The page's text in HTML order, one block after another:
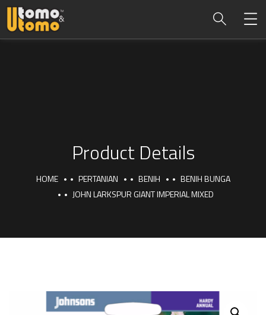
Product Details
HOME PERTANIAN BENIH
BENIH BUNGA
JOHN LARKSPUR GIANT IMPERIAL MIXED